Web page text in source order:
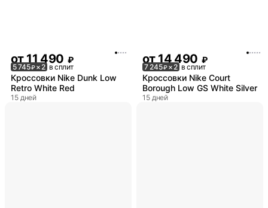
от11 490 ₽
5 745₽× 2 в сплит
Кроссовки Nike Dunk Low
Retro White Red
15 дней
от14 490 ₽
7 245₽× 2 в сплит
Кроссовки Nike Court
Borough Low GS White Silver
15 дней